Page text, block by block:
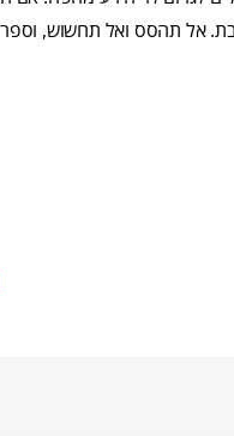
אל תהסס ואל תחשוש, וספר